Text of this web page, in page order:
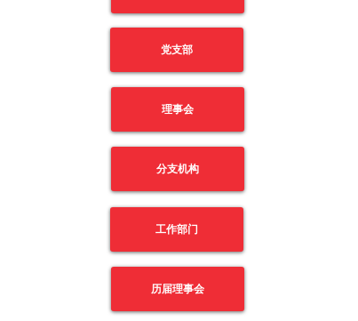
党支部
理事会
分支机构
工作部门
历届理事会